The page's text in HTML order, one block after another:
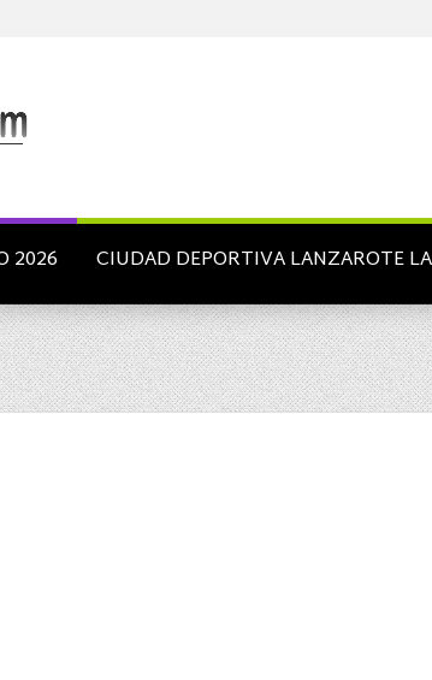
2026 CIUDAD DEPORTIVA LANZAROTE